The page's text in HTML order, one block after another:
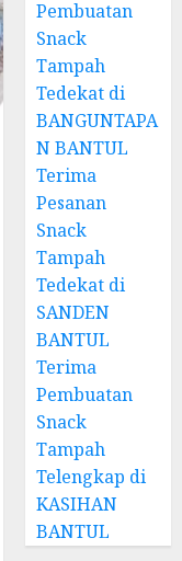
Pembuatan
Snack
Tampah
Tedekat di
BANGUNTAPA
N BANTUL
Terima
Pesanan
Snack
Tampah
Tedekat di
SANDEN
BANTUL
Terima
Pembuatan
Snack
Tampah
Telengkap di
KASIHAN
BANTUL